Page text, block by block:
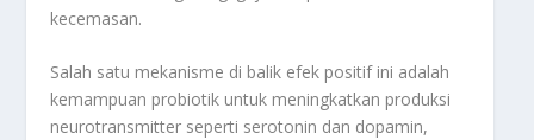
kecemasan.
Salah satu mekanisme di balik efek positif ini adalah
kemampuan probiotik untuk meningkatkan produksi
neurotransmitter seperti serotonin dan dopamin,